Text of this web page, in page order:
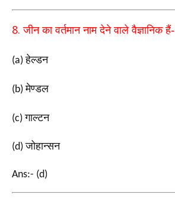
8.जीन का वर्तमान नाम देने वाले वैज्ञानिक हैं-
(a)हेल्डन
(b)मेण्डल
(c)गाल्टन
(d)जोहान्सन
Ans:- (d)